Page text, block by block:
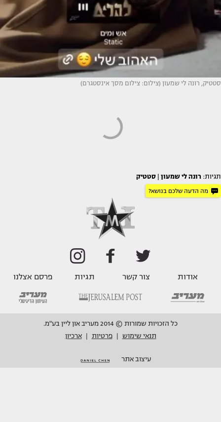
סטטיק, רונה לי שמעון (צילום: צילום מסך אינסטגרם)
תגיות: רונה לי שמעון סטטיק
מה הדעה שלכם בנושא?
אודות צור קשר תגיות פרסם אצלנו
כל הזכויות שמורות © 2014 מעריב און ליין בע"מ.
תנאי שימוש
פרטיות ארכיון
עיצוב אתר